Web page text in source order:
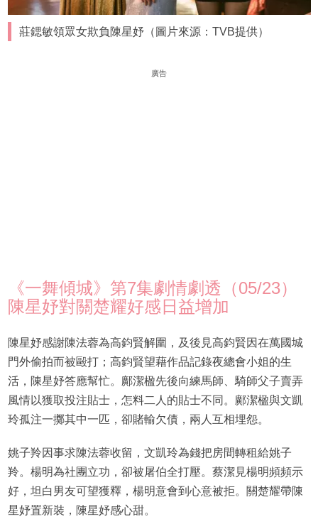
莊鍶敏領眾女欺負陳星妤（圖片來源：TVB提供）
廣告
《一舞傾城》第7集劇情劇透（05/23）
陳星妤對關楚耀好感日益增加
陳星妤感謝陳法蓉為高鈞賢解圍，及後見高鈞賢因在萬國城
門外偷拍而被毆打；高鈞賢望藉作品記錄夜總會小姐的生
活，陳星妤答應幫忙。鄺潔楹先後向練馬師、騎師父子賣弄
風情以獲取投注貼士，怎料二人的貼士不同。鄺潔楹與文凱
玲孤注一擲其中一匹，卻賭輸欠債，兩人互相埋怨。
姚子羚因事求陳法蓉收留，文凱玲為錢把房間轉租給姚子
羚。楊明為社團立功，卻被屠伯全打壓。蔡潔見楊明頻頻示
好，坦白男友可望獲釋，楊明意會到心意被拒。關楚耀帶陳
星妤置新裝，陳星妤感心甜。